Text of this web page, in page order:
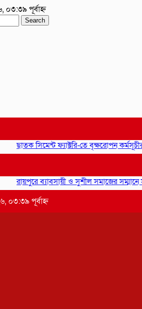
০৩:৩৯ পূর্বাহ্ন
Search
ছাতক সিমেন্ট ফ্যাক্টরি-তে বৃক্ষরোপন
রায়পুরে ব্যাবসায়ী ও সুশীল সমাজের সম্মানে
০৩:৩৯ পূর্বাহ্ন